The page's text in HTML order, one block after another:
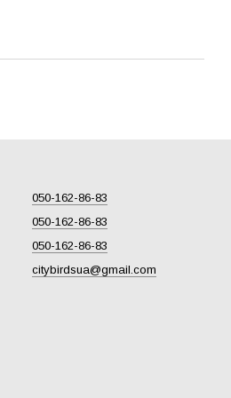
050-162-86-83
050-162-86-83
050-162-86-83
citybirdsua@gmail.com